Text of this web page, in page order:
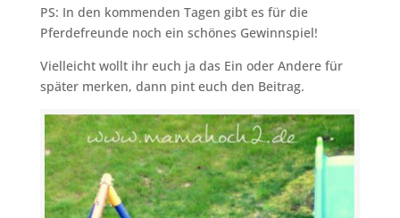
PS: In den kommenden Tagen gibt es für die
Pferdefreunde noch ein schönes Gewinnspiel!
Vielleicht wollt ihr euch ja das Ein oder Andere für
später merken, dann pint euch den Beitrag.